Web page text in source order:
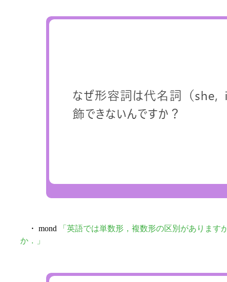
・ mond
「英語では単数形，複数形の区別がありま
か．」